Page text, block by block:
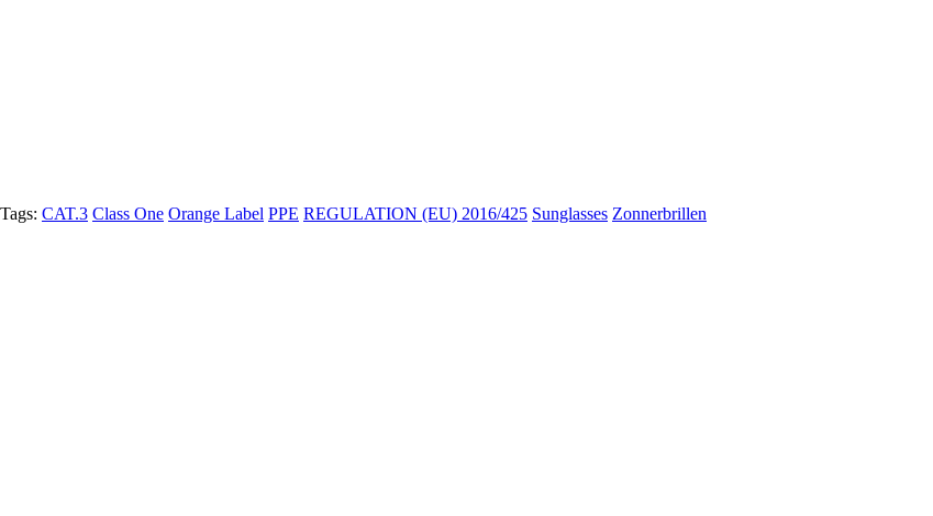
Tags: CAT.3 Class One Orange Label PPE REGULATION (EU) 2016/425 Sunglasses Zonnerbrillen